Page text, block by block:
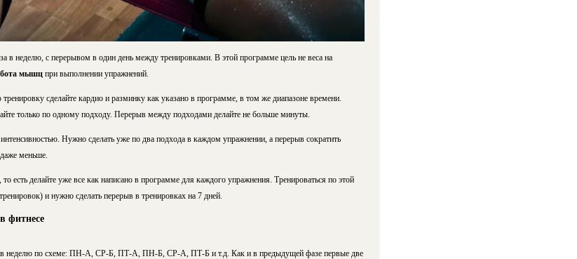
в неделю, с перерывом в один день между тренировками. В этой программе цель не веса на
мышц при выполнении упражнений.
сделайте кардио и разминку как указано в программе, в том же диапазоне времени.
только по одному подходу. Перерыв между подходами делайте не больше минуты.
Нужно сделать уже по два подхода в каждом упражнении, а перерыв сократить
меньше.
есть делайте уже все как написано в программе для каждого упражнения. Тренироваться по этой
и нужно сделать перерыв в тренировках на 7 дней.
фитнесе
в неделю по схеме: ПН-А, СР-Б, ПТ-А, ПН-Б, СР-А, ПТ-Б и т.д. Как и в предыдущей фазе первые две